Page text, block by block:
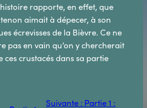
rapporte, en effet, que
aimait à dépecer, à son
écrevisses de la Bièvre. Ce ne
pas en vain qu’on y chercherait
ces crustacés dans sa partie
Suivante : Partie 1 :